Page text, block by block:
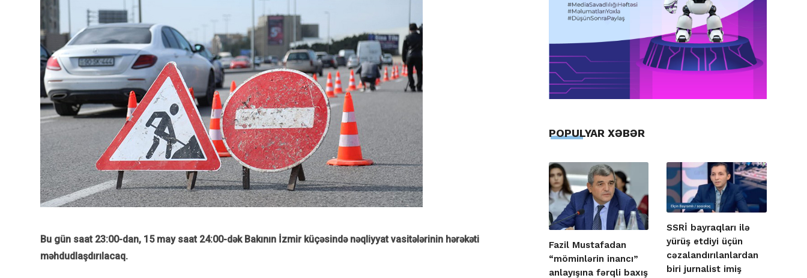
Bu gün saat 23:00-dan, 15 may saat 24:00-dək Bakının İzmir küçəsində nəqliyyat vasitələrinin hərəkəti
məhdudlaşdırılacaq.
POPULYAR XƏBƏR
Fazil Mustafadan
“möminlərin inancı”
anlayışına fərqli baxış
SSRİ bayraqları ilə
yürüş etdiyi üçün
cəzalandırılanlardan
biri jurnalist imiş